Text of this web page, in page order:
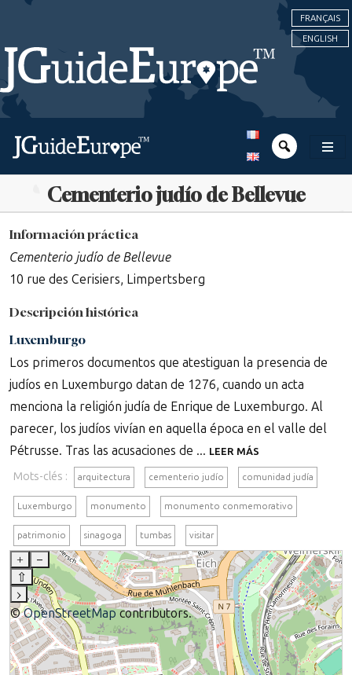
FRANÇAIS
ENGLISH
Cementerio judío de Bellevue
Información práctica
Cementerio judío de Bellevue
10 rue des Cerisiers, Limpertsberg
Descripción histórica
Luxemburgo
Los primeros documentos que atestiguan la presencia de
judíos en Luxemburgo datan de 1276, cuando un acta
menciona la religión judía de Enrique de Luxemburgo. Al
parecer, los judíos vivían en aquella época en el valle del
Pétrusse. Tras las acusaciones de ... LEER MÁS
Mots-clés : arquitectura cementerio judío comunidad judía
Luxemburgo monumento monumento conmemorativo
patrimonio sinagoga tumbas visitar
+
–
⇧
›
©OpenStreetMapcontributors.